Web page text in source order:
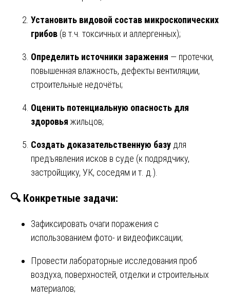
Установить видовой состав микроскопических
грибов (в т.ч. токсичных и аллергенных);
Определить источники заражения — протечки,
повышенная влажность, дефекты вентиляции,
строительные недочёты;
Оценить потенциальную опасность для
здоровья жильцов;
Создать доказательственную базу для
предъявления исков в суде (к подрядчику,
застройщику, УК, соседям и т. д.).
🔍 Конкретные задачи:
Зафиксировать очаги поражения с
использованием фото- и видеофиксации;
Провести лабораторные исследования проб
воздуха, поверхностей, отделки и строительных
материалов;